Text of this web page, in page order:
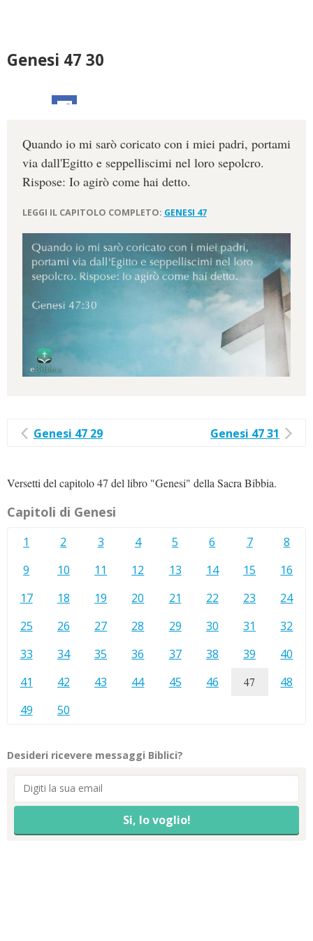
Genesi 47 30
Quando io mi sarò coricato con i miei padri, portami
via dall'Egitto e seppelliscimi nel loro sepolcro.
Rispose: Io agirò come hai detto.
LEGGI IL CAPITOLO COMPLETO: GENESI 47
Genesi 47 29 Genesi 47 31
Versetti del capitolo 47 del libro "Genesi" della Sacra Bibbia.
Capitoli di Genesi
1 2 3 4 5 6 7
8
9
10 11 12 13 14 15
16
17
18 19 20 21 22 23
24
25
26 27 28 29 30 31
32
33
34 35 36 37 38 39
40
41
42 43 44 45 46 47
48
49
50
Desideri ricevere messaggi Biblici?